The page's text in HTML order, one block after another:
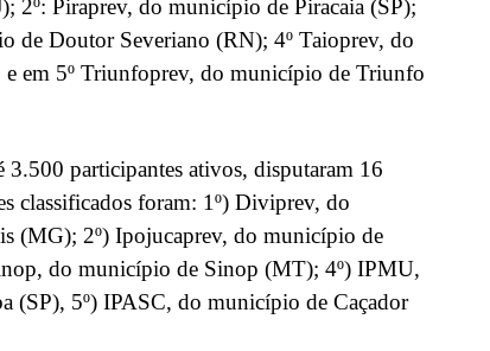
2º: Piraprev, do município de Piracaia (SP);
de Doutor Severiano (RN); 4º Taioprev, do
em 5º Triunfoprev, do município de Triunfo
3.500 participantes ativos, disputaram 16
classificados foram: 1º) Diviprev, do
(MG); 2º) Ipojucaprev, do município de
do município de Sinop (MT); 4º) IPMU,
(SP), 5º) IPASC, do município de Caçador